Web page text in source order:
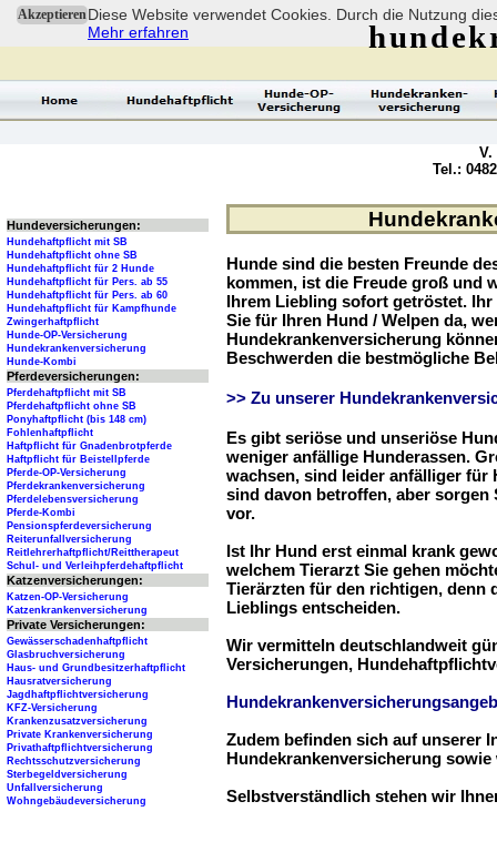
AkzeptierenDiese Website verwendet Cookies. Durch die Nutzung
Mehr erfahren
Hunde sind die besten Freunde
kommen, ist die Freude groß und
Ihrem Liebling sofort getröstet.
Sie für Ihren Hund / Welpen da,
Hundekrankenversicherung
Beschwerden die bestmögliche
>> Zu unserer
Es gibt seriöse und unseriöse
weniger anfällige Hunderassen.
wachsen, sind leider anfälliger für
sind davon betroffen, aber sorgen
vor.
Ist Ihr Hund erst einmal krank
welchem Tierarzt Sie gehen
Tierärzten für den richtigen, denn
Lieblings entscheiden.
Wir vermitteln deutschlandweit
Versicherungen,
Zudem befinden sich auf unserer
Hundekrankenversicherung
Selbstverständlich stehen wir
Hundeversicherungen:
Hundehaftpflicht mit SB
Hundehaftpflicht ohne SB
Hundehaftpflicht für 2 Hunde
Hundehaftpflicht für Pers. ab 55
Hundehaftpflicht für Pers. ab 60
Hundehaftpflicht für Kampfhunde
Zwingerhaftpflicht
Hunde-OP-Versicherung
Hundekrankenversicherung
Hunde-Kombi
Pferdeversicherungen:
Pferdehaftpflicht mit SB
Pferdehaftpflicht ohne SB
Ponyhaftpflicht (bis 148 cm)
Fohlenhaftpflicht
Haftpflicht für Gnadenbrotpferde
Haftpflicht für Beistellpferde
Pferde-OP-Versicherung
Pferdekrankenversicherung
Pferdelebensversicherung
Pferde-Kombi
Pensionspferdeversicherung
Reiterunfallversicherung
Reitlehrerhaftpflicht/Reittherapeut
Schul- und Verleihpferdehaftpflicht
Katzenversicherungen:
Katzen-OP-Versicherung
Katzenkrankenversicherung
Private Versicherungen:
Gewässerschadenhaftpflicht
Glasbruchversicherung
Haus- und Grundbesitzerhaftpflicht
Hausratversicherung
Jagdhaftpflichtversicherung
KFZ-Versicherung
Krankenzusatzversicherung
Private Krankenversicherung
Privathaftpflichtversicherung
Rechtsschutzversicherung
Sterbegeldversicherung
Unfallversicherung
Wohngebäudeversicherung
V.
Tel.: